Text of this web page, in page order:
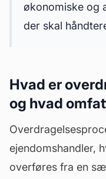
økonomiske og
der skal
Hvad er
og hvad
ejendomshandler,
overføres fra en